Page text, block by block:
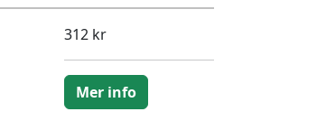
312 kr
Mer info